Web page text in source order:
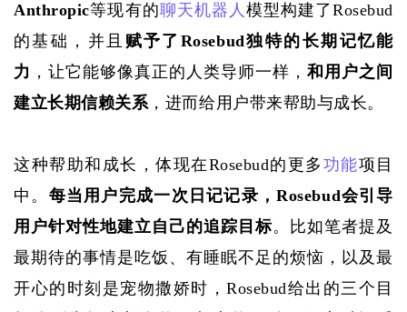
Anthropic等现有的聊天机器人 模型构建了Rosebud
的基础，并且 赋予了 Rosebud独特的长期记忆能
力 ，让它能够像真正的人类导师一样，和用户之间
建立长期信赖关系，进而给用户带来帮助与成长。
这种帮助和成长，体现在Rosebud的更多 功能项目
中。 每当用户完成一次日记记录，Rosebud会引导
用户针对性地建立自己的追踪目标。比如笔者提及
最期待的事情是吃饭、有睡眠不足的烦恼，以及最
开心的时刻是宠物撒娇时，Rosebud给出的三个目